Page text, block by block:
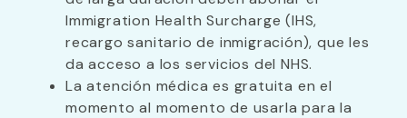
Immigration Health Surcharge (IHS,
recargo sanitario de inmigración), que les
da acceso a los servicios del NHS.
La atención médica es gratuita en el
momento al momento de usarla para la